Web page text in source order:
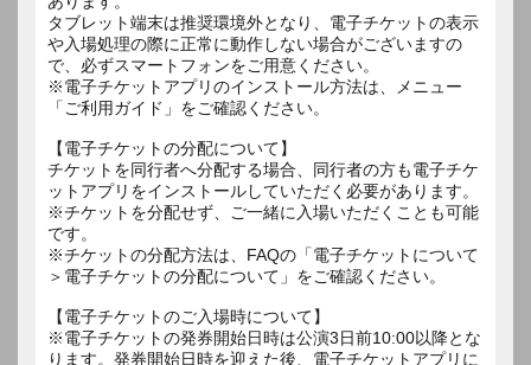
タブレット端末は推奨環境外となり、電子チケットの表示
や入場処理の際に正常に動作しない場合がございますの
で、必ずスマートフォンをご用意ください。
※電子チケットアプリのインストール方法は、メニュー
「ご利用ガイド」をご確認ください。
【電子チケットの分配について】
チケットを同行者へ分配する場合、同行者の方も電子チケ
ットアプリをインストールしていただく必要があります。
※チケットを分配せず、ご一緒に入場いただくことも可能
です。
※チケットの分配方法は、FAQの「電子チケットについて
＞電子チケットの分配について」をご確認ください。
【電子チケットのご入場時について】
※電子チケットの発券開始日時は公演3日前10:00以降とな
ります。発券開始日時を迎えた後、電子チケットアプリに